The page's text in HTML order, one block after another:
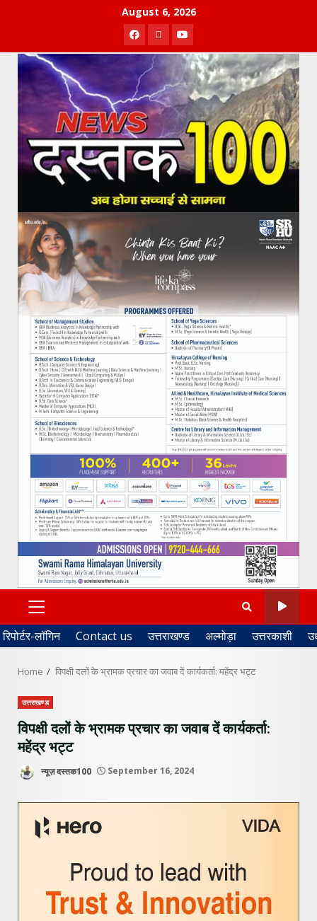
August 6, 2026
Facebook
TwitterYoutube
PRIMARY
MENU
रिपोर्टर-लॉगिन Contact us उत्तराखण्ड अल्मोड़ा उत्तरकाशी
Home विपक्षी दलों के भ्रामक प्रचार का जवाब दें कार्यकर्ता: महेंद्र भट्ट
उत्तराखण्ड
विपक्षी दलों के भ्रामक प्रचार का जवाब दें कार्यकर्ता:
महेंद्र भट्ट
न्यूज़ दस्तक100 September 16, 2024